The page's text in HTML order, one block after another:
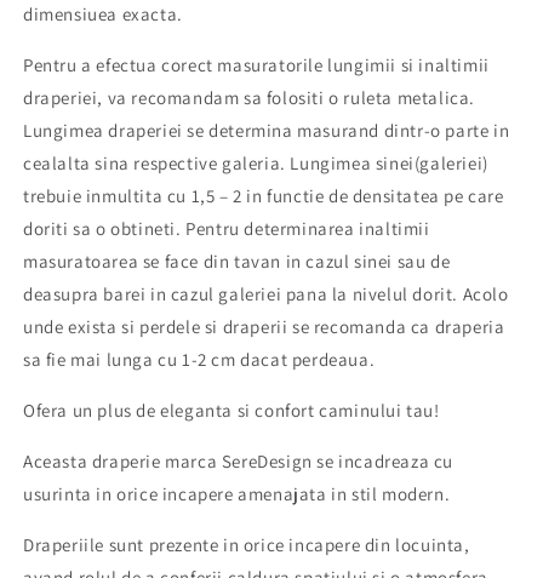
dimensiuea exacta.
Pentru a efectua corect masuratorile lungimii si inaltimii
draperiei, va recomandam sa folositi o ruleta metalica.
Lungimea draperiei se determina masurand dintr-o parte in
cealalta sina respective galeria. Lungimea sinei(galeriei)
trebuie inmultita cu 1,5 – 2 in functie de densitatea pe care
doriti sa o obtineti. Pentru determinarea inaltimii
masuratoarea se face din tavan in cazul sinei sau de
deasupra barei in cazul galeriei pana la nivelul dorit. Acolo
unde exista si perdele si draperii se recomanda ca draperia
sa fie mai lunga cu 1-2 cm dacat perdeaua.
Ofera un plus de eleganta si confort caminului tau!
Aceasta draperie marca SereDesign se incadreaza cu
usurinta in orice incapere amenajata in stil modern.
Draperiile sunt prezente in orice incapere din locuinta,